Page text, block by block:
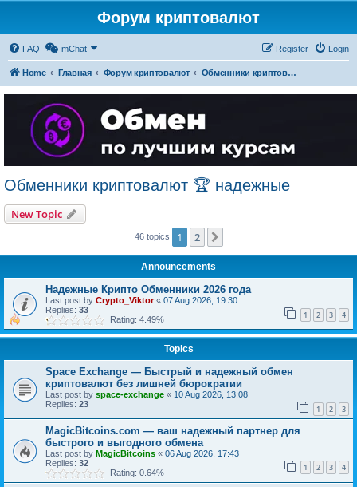
Форум криптовалют
FAQ mChat Login
Register
Home Главная Форум криптовалют Обменники криптовалют 🏆 надежные
Обменники криптовалют 🏆 надежные
New Topic
46 topics 1 2
Announcements
Надежные Крипто Обменники 2026 года
Last post by Crypto_Viktor« 07 Aug 2026, 19:30
Replies: 33 1 2 3 4
Rating: 4.49%
Topics
Space Exchange — Быстрый и надежный обмен
криптовалют без лишней бюрократии
Last post by space-exchange « 10 Aug 2026, 13:08
Replies: 23 1 2 3
MagicBitcoins.com — ваш надежный партнер для
быстрого и выгодного обмена
Last post by MagicBitcoins « 06 Aug 2026, 17:43
Replies: 32 1 2 3 4
Rating: 0.64%